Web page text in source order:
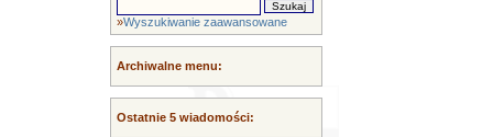
»Wyszukiwanie zaawansowane
Archiwalne menu:
Ostatnie 5 wiadomości: